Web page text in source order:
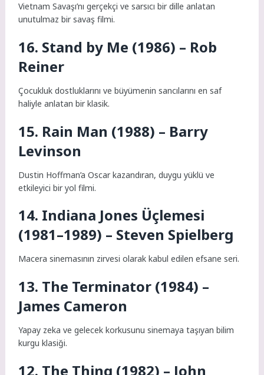
Vietnam Savaşı’nı gerçekçi ve sarsıcı bir dille anlatan
unutulmaz bir savaş filmi.
16. Stand by Me (1986) – Rob
Reiner
Çocukluk dostluklarını ve büyümenin sancılarını en saf
haliyle anlatan bir klasik.
15. Rain Man (1988) – Barry
Levinson
Dustin Hoffman’a Oscar kazandıran, duygu yüklü ve
etkileyici bir yol filmi.
14. Indiana Jones Üçlemesi
(1981–1989) – Steven Spielberg
Macera sinemasının zirvesi olarak kabul edilen efsane seri.
13. The Terminator (1984) –
James Cameron
Yapay zeka ve gelecek korkusunu sinemaya taşıyan bilim
kurgu klasiği.
12. The Thing (1982) – John